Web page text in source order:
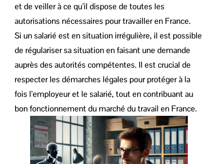
et de veiller à ce qu’il dispose de toutes les
autorisations nécessaires pour travailler en France.
Si un salarié est en situation irrégulière, il est possible
de régulariser sa situation en faisant une demande
auprès des autorités compétentes. Il est crucial de
respecter les démarches légales pour protéger à la
fois l’employeur et le salarié, tout en contribuant au
bon fonctionnement du marché du travail en France.